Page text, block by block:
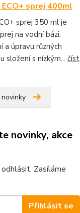
sprej 400ml
sprej 350 ml je
na vodní bázi,
a úpravu různých
složení s nízkým... číst
novinky, akce
Zasíláme
Přihlásit se